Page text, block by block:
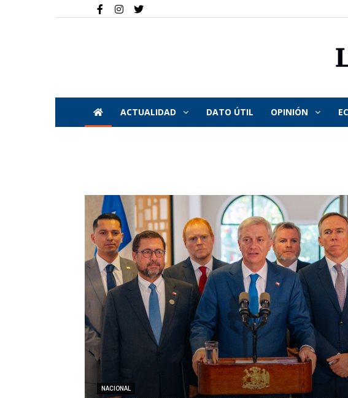
ACTUALIDAD DATO ÚTIL OPINIÓN
NACIONAL